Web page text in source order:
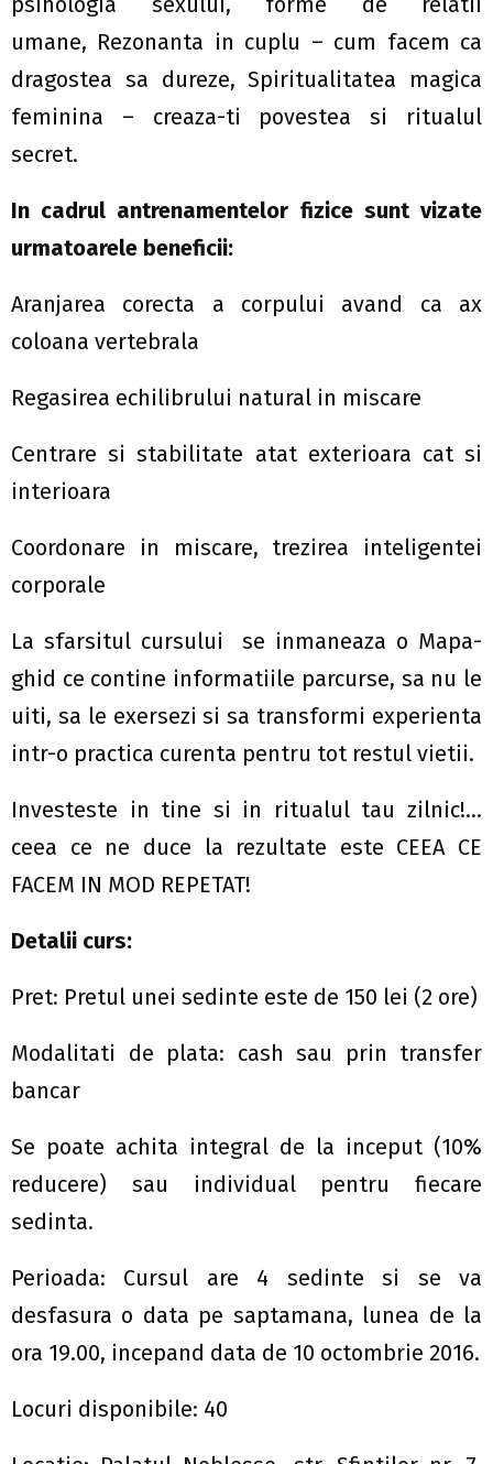
umane, Rezonanta in cuplu – cum facem ca
dragostea sa dureze, Spiritualitatea magica
feminina – creaza-ti povestea si ritualul
secret.
In cadrul antrenamentelor fizice sunt vizate
urmatoarele beneficii:
Aranjarea corecta a corpului avand ca ax
coloana vertebrala
Regasirea echilibrului natural in miscare
Centrare si stabilitate atat exterioara cat si
interioara
Coordonare in miscare, trezirea inteligentei
corporale
La sfarsitul cursului se inmaneaza o Mapa-
ghid ce contine informatiile parcurse, sa nu le
uiti, sa le exersezi si sa transformi experienta
intr-o practica curenta pentru tot restul vietii.
Investeste in tine si in ritualul tau zilnic!…
ceea ce ne duce la rezultate este CEEA CE
FACEM IN MOD REPETAT!
Detalii curs:
Pret: Pretul unei sedinte este de 150 lei (2 ore)
Modalitati de plata: cash sau prin transfer
bancar
Se poate achita integral de la inceput (10%
reducere) sau individual pentru fiecare
sedinta.
Perioada: Cursul are 4 sedinte si se va
desfasura o data pe saptamana, lunea de la
ora 19.00, incepand data de 10 octombrie 2016.
Locuri disponibile: 40